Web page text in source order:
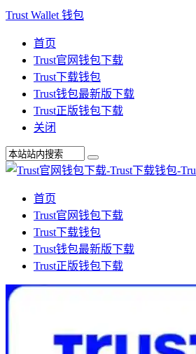
Trust Wallet 钱包
首页
Trust官网钱包下载
Trust下载钱包
Trust钱包最新版下载
Trust正版钱包下载
关闭
首页
Trust官网钱包下载
Trust下载钱包
Trust钱包最新版下载
Trust正版钱包下载